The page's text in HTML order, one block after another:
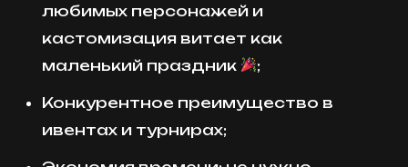
любимых персонажей и
кастомизация витает как
маленький праздник
;
Конкурентное преимущество в
ивентах и турнирах;